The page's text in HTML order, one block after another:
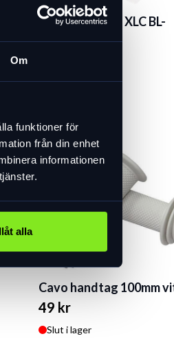
Om
funktioner för
från din enhet
informationen
alla
Bromshandtag XLC BL-
V01, vänster
I lager
Cavo handtag 100mm
49 kr
Slut i lager